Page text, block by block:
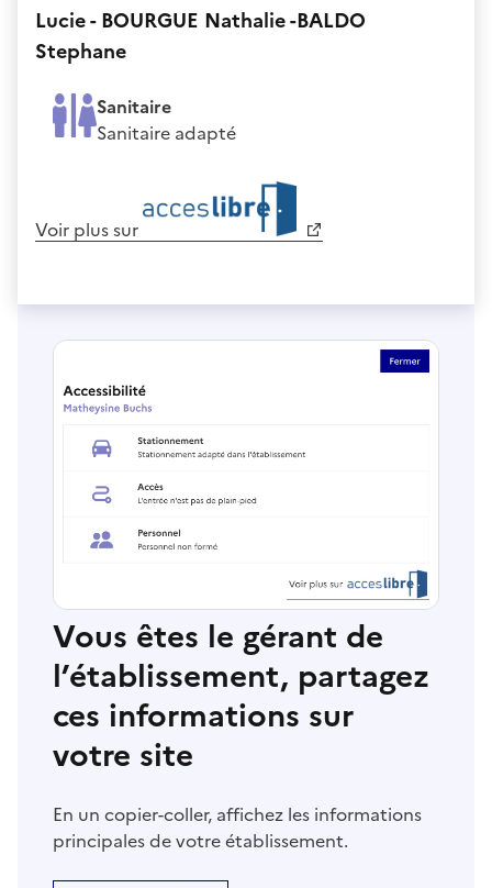
Lucie - BOURGUE Nathalie -BALDO
Stephane
Sanitaire
Sanitaire adapté
Voir plus sur
Vous êtes le gérant de
l’établissement, partagez
ces informations sur
votre site
En un copier-coller, affichez les informations
principales de votre établissement.